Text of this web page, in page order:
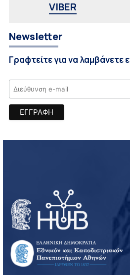
VIBER
Newsletter
Γραφτείτε για να λαμβάνετε